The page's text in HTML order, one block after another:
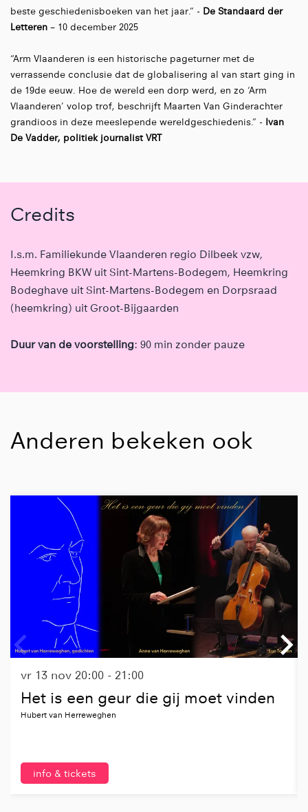
beste geschiedenisboeken van het jaar.” - De Standaard der
Letteren – 10 december 2025
“Arm Vlaanderen is een historische pageturner met de
verrassende conclusie dat de globalisering al van start ging in
de 19de eeuw. Hoe de wereld een dorp werd, en zo ‘Arm
Vlaanderen’ volop trof, beschrijft Maarten Van Ginderachter
grandioos in deze meeslepende wereldgeschiedenis.” - Ivan
De Vadder, politiek journalist VRT
Credits
I.s.m. Familiekunde Vlaanderen regio Dilbeek vzw,
Heemkring BKW uit Sint-Martens-Bodegem, Heemkring
Bodeghave uit Sint-Martens-Bodegem en Dorpsraad
(heemkring) uit Groot-Bijgaarden
Duur van de voorstelling: 90 min zonder pauze
Anderen bekeken ook
Het is een geur die gij moet vinden
Hubert van Herreweghen
vr 13 nov 20:00 - 21:00
info & tickets